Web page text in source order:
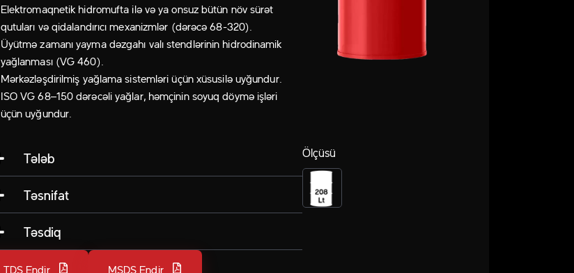
Elektromaqnetik hidromufta ilə və ya onsuz bütün növ sürət
qutuları və qidalandırıcı mexanizmlər (dərəcə 68-320).
Üyütmə zamanı yayma dəzgahı valı stendlərinin hidrodinamik
yağlanması (VG 460).
Mərkəzləşdirilmiş yağlama sistemləri üçün xüsusilə uyğundur.
ISO VG 68–150 dərəcəli yağlar, həmçinin soyuq döymə işləri
üçün uyğundur.
Tələb
Təsnifat
Təsdiq
TDS Endir MSDS Endir
Ölçüsü